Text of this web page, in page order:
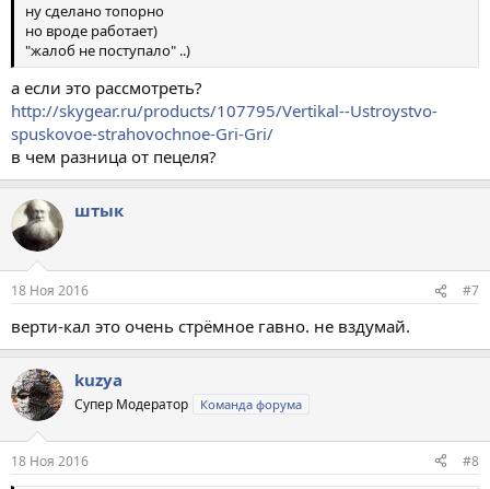
ну сделано топорно
но вроде работает)
"жалоб не поступало" ..)
а если это рассмотреть?
http://skygear.ru/products/107795/Vertikal--Ustroystvo-
spuskovoe-strahovochnoe-Gri-Gri/
в чем разница от пецеля?
штык
18 Ноя 2016 #7
верти-кал это очень стрёмное гавно. не вздумай.
kuzya
Супер Модератор Команда форума
18 Ноя 2016 #8